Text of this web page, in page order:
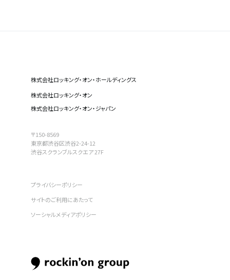
株式会社ロッキング・オン・ホールディングス
株式会社ロッキング・オン
株式会社ロッキング・オン・ジャパン
〒150-8569
東京都渋谷区渋谷2-24-12
渋谷スクランブルスクエア 27F
プライバシーポリシー
サイトのご利用にあたって
ソーシャルメディアポリシー